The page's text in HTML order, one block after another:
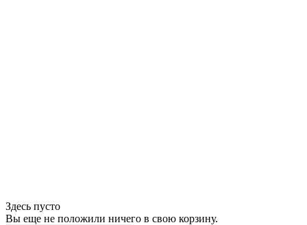
Здесь пусто
Вы еще не положили ничего в свою корзину.